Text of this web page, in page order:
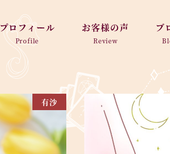
プロフィール
Profile
お客様の声
Review
ブ
有沙